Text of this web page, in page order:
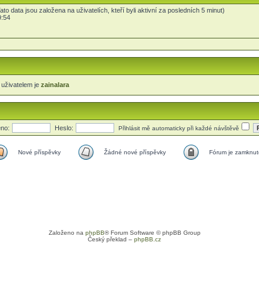
data jsou založena na uživatelích, kteří byli aktivní za posledních 5 minut)
je zainalara
Heslo: Přihlásit mě automaticky při každé návštěvě
Nové příspěvky Žádné nové příspěvky Fórum je
Založeno na phpBB® Forum Software © phpBB Group
Český překlad – phpBB.cz